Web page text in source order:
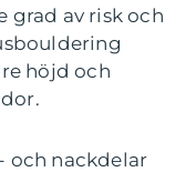
grad av risk och
höjd och
och nackdelar